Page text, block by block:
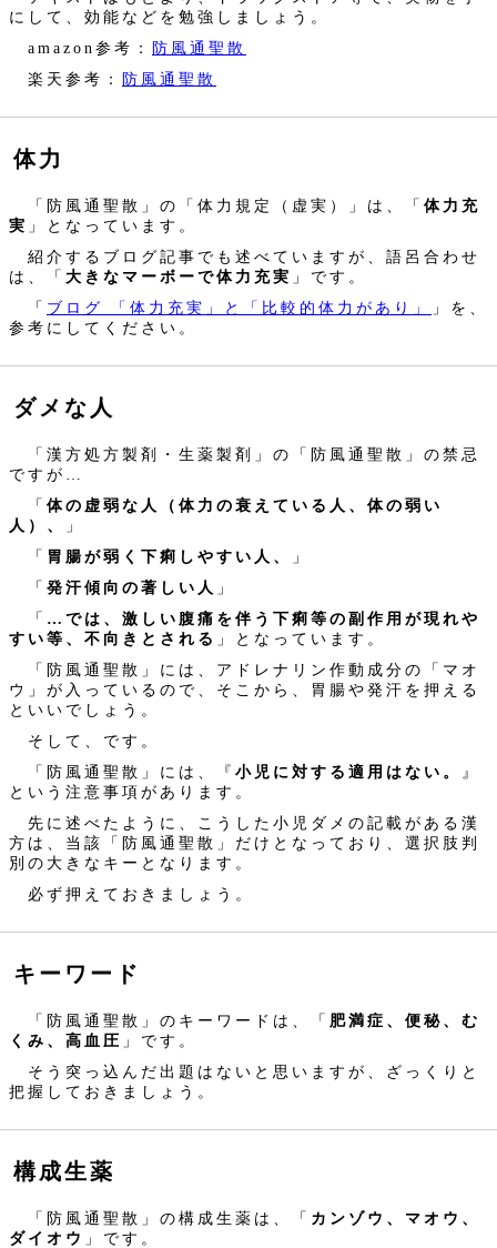
にして、効能などを勉強しましょう。
amazon参考： 防風通聖散
楽天参考： 防風通聖散
体力
「防風通聖散」の「体力規定（虚実）」は、「 体力充
実 」となっています。
紹介するブログ記事でも述べていますが、語呂合わせ
は、「 大きなマーボーで体力充実 」です。
「 ブログ 「体力充実」と「比較的体力があり」
」を、
参考にしてください。
ダメな人
「漢方処方製剤・生薬製剤」の「防風通聖散」の禁忌
ですが…
「 体の虚弱な人（体力の衰えている人、体の弱い
人）、
」
「 胃腸が弱く下痢しやすい人、
」
「 発汗傾向の著しい人
」
「 …では、激しい腹痛を伴う下痢等の副作用が現れや
すい等、不向きとされる 」となっています。
「防風通聖散」には、アドレナリン作動成分の「マオ
ウ」が入っているので、そこから、胃腸や発汗を押える
といいでしょう。
そして、です。
「防風通聖散」には、『 小児に対する適用はない。
』
という注意事項があります。
先に述べたように、こうした小児ダメの記載がある漢
方は、当該「防風通聖散」だけとなっており、選択肢判
別の大きなキーとなります。
必ず押えておきましょう。
キーワード
「防風通聖散」のキーワードは、「 肥満症、便秘、む
くみ、高血圧 」です。
そう突っ込んだ出題はないと思いますが、ざっくりと
把握しておきましょう。
構成生薬
「防風通聖散」の構成生薬は、「 カンゾウ、マオウ、
ダイオウ 」です。